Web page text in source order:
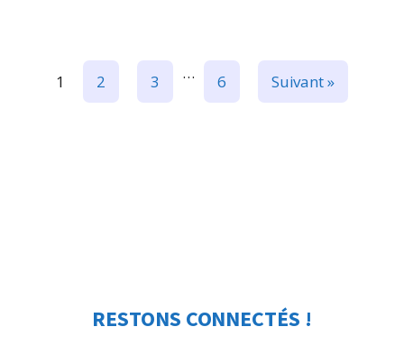
1 2 3 … 6 Suivant »
RESTONS CONNECTÉS !